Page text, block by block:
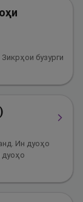
бузурги
Ин дуоҳо
дуоҳо